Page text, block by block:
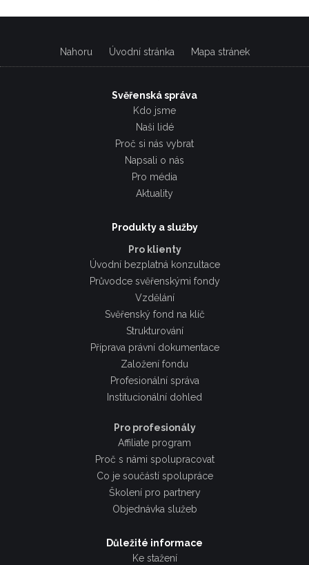
Nahoru Úvodní stránka Mapa stránek
Svěřenská správa
Kdo jsme
Naši lidé
Proč si nás vybrat
Napsali o nás
Pro média
Aktuality
Produkty a služby
Pro klienty
Úvodní bezplatná konzultace
Průvodce svěřenskými fondy
Vzdělání
Svěřenský fond na klíč
Strukturování
Příprava právní dokumentace
Založení fondu
Profesionální správa
Institucionální dohled
Pro profesionály
Affiliate program
Proč s námi spolupracovat
Co je součástí spolupráce
Školení pro partnery
Objednávka služeb
Důležité informace
Ke stažení